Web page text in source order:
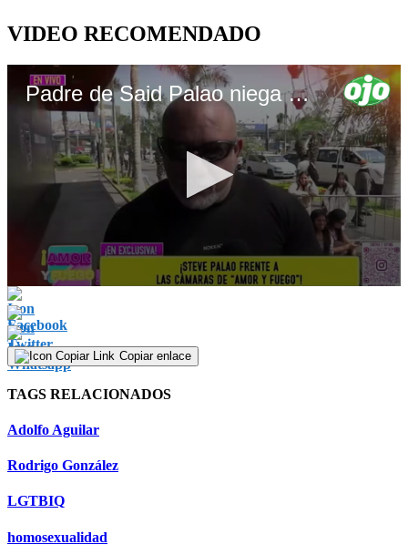
VIDEO RECOMENDADO
Padre de Said Palao niega que su hijo sea un “mantenido” y celebra reconciliación con Alejandra
0
seconds
of
6
minutes,
4
Copiar enlace
TAGS RELACIONADOS
Adolfo Aguilar
Rodrigo González
LGTBIQ
homosexualidad